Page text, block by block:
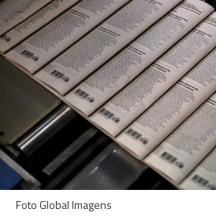
Foto Global Imagens